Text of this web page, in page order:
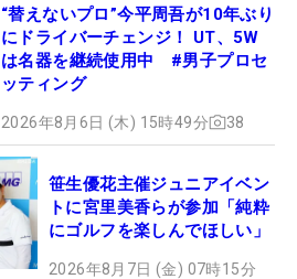
“替えないプロ”今平周吾が10年ぶり
にドライバーチェンジ！ UT、5W
は名器を継続使用中 #男子プロセ
ッティング
2026年8月6日 (木) 15時49分 38
笹生優花主催ジュニアイベン
トに宮里美香らが参加「純粋
にゴルフを楽しんでほしい」
2026年8月7日 (金) 07時15分